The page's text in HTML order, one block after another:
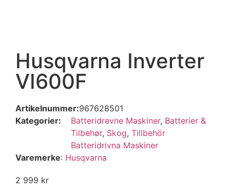
Husqvarna Inverter
VI600F
Artikelnummer:967628501
Kategorier:
Batteridrevne Maskiner, Batterier &
Tilbehør, Skog, Tillbehör
Batteridrivna Maskiner
Varemerke: Husqvarna
2 999 kr